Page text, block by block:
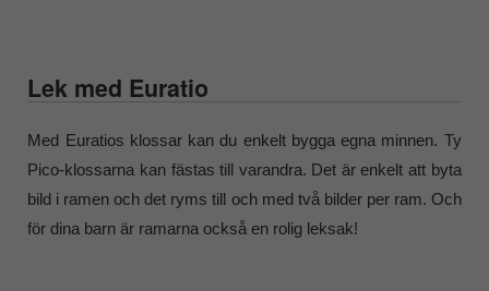
Lek med Euratio
Med Euratios klossar kan du enkelt bygga egna minnen. Ty
Pico-klossarna kan fästas till varandra. Det är enkelt att byta
bild i ramen och det ryms till och med två bilder per ram. Och
för dina barn är ramarna också en rolig leksak!